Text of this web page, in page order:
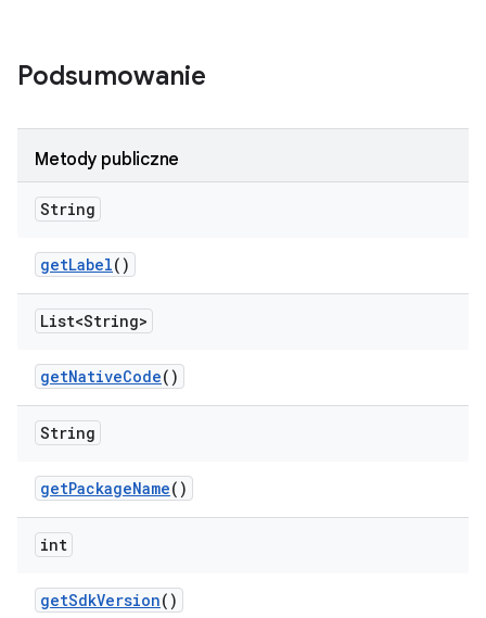
Podsumowanie
Metody publiczne
String
getLabel()
List<String>
getNativeCode()
String
getPackageName()
int
getSdkVersion()